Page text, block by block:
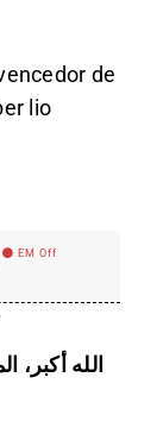
de
lio
EM Off
الله أكبر،